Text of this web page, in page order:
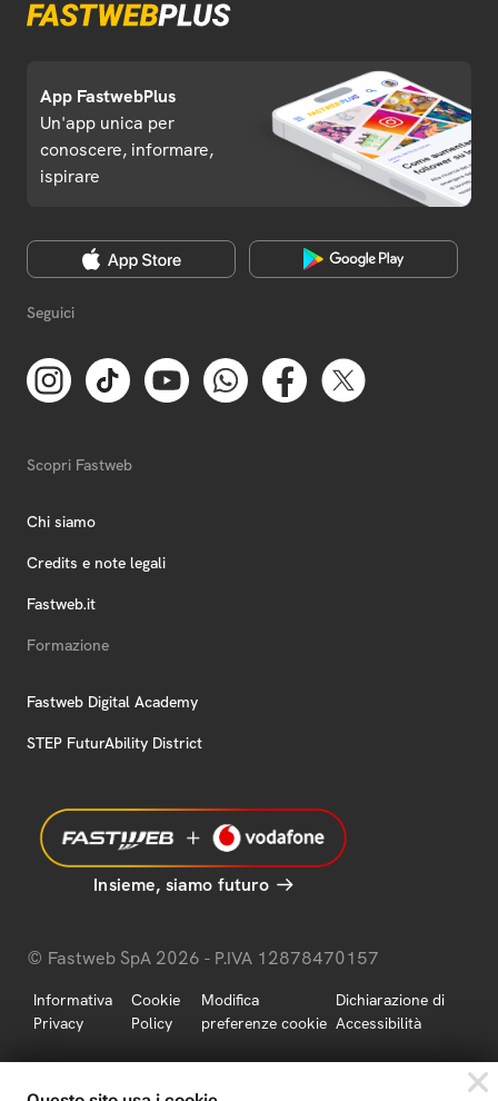
App FastwebPlus
Un'app unica per
conoscere, informare,
ispirare
Seguici
Scopri Fastweb
Chi siamo
Credits e note legali
Fastweb.it
Formazione
Fastweb Digital Academy
STEP FuturAbility District
Insieme, siamo futuro
© Fastweb SpA 2026 - P.IVA 12878470157
Informativa
Privacy
Cookie
Policy
Modifica
preferenze cookie
Dichiarazione di
Accessibilità